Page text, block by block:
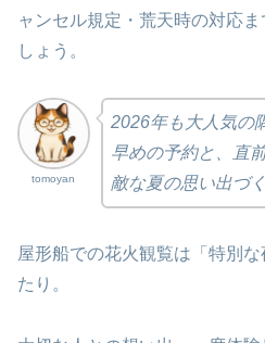
ャンセル規定・荒天時の対応
しょう。
tomoyan
2026年も大人気の
早めの予約と、直
敵な夏の思い出づ
屋形船での花火観覧は「特別
たり。